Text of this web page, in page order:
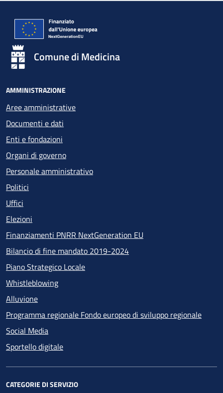
Comune di Medicina
AMMINISTRAZIONE
Aree amministrative
Documenti e dati
Enti e fondazioni
Organi di governo
Personale amministrativo
Politici
Uffici
Elezioni
Finanziamenti PNRR NextGeneration EU
Bilancio di fine mandato 2019-2024
Piano Strategico Locale
Whistleblowing
Alluvione
Programma regionale Fondo europeo di sviluppo regionale
Social Media
Sportello digitale
CATEGORIE DI SERVIZIO